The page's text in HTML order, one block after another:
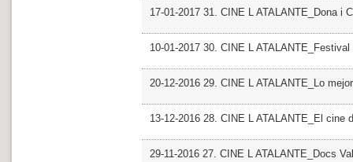
17-01-2017 31. CINE L ATALANTE_Dona i
10-01-2017 30. CINE L
20-12-2016 29. CINE L ATALANTE_Lo
13-12-2016 28. CINE L ATALANTE_El cine
29-11-2016 27. CINE L ATALANTE_Docs